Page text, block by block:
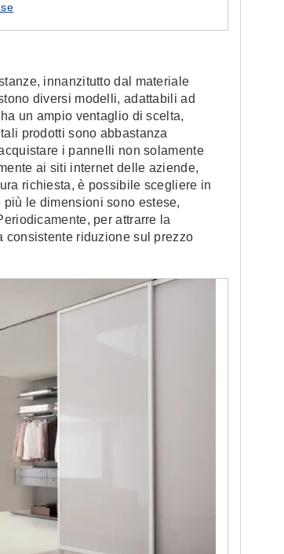
innanzitutto dal materiale
diversi modelli, adattabili ad
un ampio ventaglio di scelta,
prodotti sono abbastanza
i pannelli non solamente
ai siti internet delle aziende,
richiesta, è possibile scegliere in
le dimensioni sono estese,
per attrarre la
consistente riduzione sul prezzo